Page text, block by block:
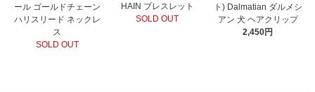
ール ゴールドチェーン
ハリスリード ネックレ
ス
SOLD OUT
HAIN ブレスレット
SOLD OUT
ト) Dalmatian ダルメシ
アン 犬 ヘアクリップ
2,450円